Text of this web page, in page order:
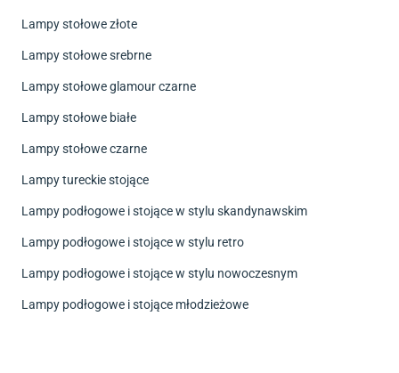
Lampy stołowe złote
Lampy stołowe srebrne
Lampy stołowe glamour czarne
Lampy stołowe białe
Lampy stołowe czarne
Lampy tureckie stojące
Lampy podłogowe i stojące w stylu skandynawskim
Lampy podłogowe i stojące w stylu retro
Lampy podłogowe i stojące w stylu nowoczesnym
Lampy podłogowe i stojące młodzieżowe